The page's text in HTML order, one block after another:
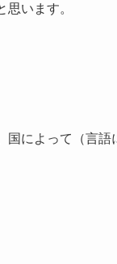
います。
によって（言語